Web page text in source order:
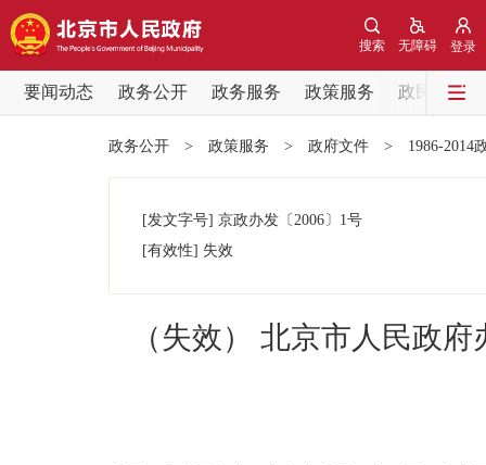
登录
无障碍
搜索
要闻动态 政务公开 政务服务 政策服务
政民互动
党中央精神
政务公开 > 政策服务 > 政府文件 > 1986-2014
[发文字号] 京政办发 〔2006〕 1号
[有效性] 失效
（失效） 北京市人民政